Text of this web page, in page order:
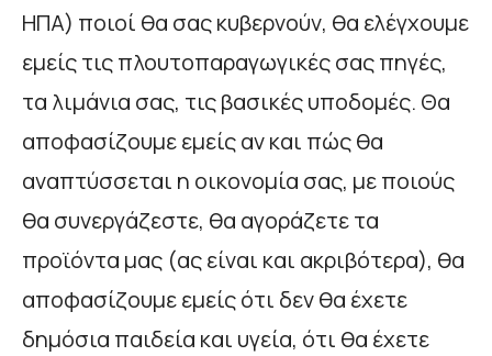
ΗΠΑ) ποιοί θα σας κυβερνούν, θα ελέγχουμε
εμείς τις πλουτοπαραγωγικές σας πηγές,
τα λιμάνια σας, τις βασικές υποδομές. Θα
αποφασίζουμε εμείς αν και πώς θα
αναπτύσσεται η οικονομία σας, με ποιούς
θα συνεργάζεστε, θα αγοράζετε τα
προϊόντα μας (ας είναι και ακριβότερα), θα
αποφασίζουμε εμείς ότι δεν θα έχετε
δημόσια παιδεία και υγεία, ότι θα έχετε